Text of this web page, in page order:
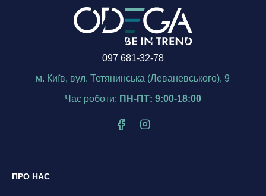
097 681-32-78
м. Київ, вул. Тетянинська (Леваневського), 9
Час роботи: ПН-ПТ: 9:00-18:00
ПРО НАС